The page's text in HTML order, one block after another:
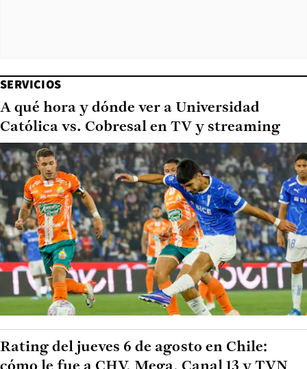
SERVICIOS
A qué hora y dónde ver a Universidad
Católica vs. Cobresal en TV y streaming
Rating del jueves 6 de agosto en Chile: